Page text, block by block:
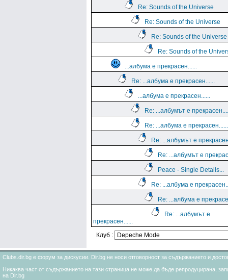
Re: Sounds of the Universe
Re: Sounds of the Universe
Re: Sounds of the Universe
Re: Sounds of the
...албума е прекрасен......
Re: ...албума е прекрасен......
...албума е прекрасен......
Re: ...албумът е
Re: ...албума е прекрасен......
Re: ...албумът е
Re: ...албумът е
Peace - Single Details...
Re: ...албума е
Re: ...албума е
Re: ...албумът е
прекрасен......
Клуб :
Clubs.dir.bg е форум за дискусии. Dir.bg не носи отговорност за съдържанието и
Никаква част от съдържанието на тази страница не може да бъде репродуцирана,
на Dir.bg